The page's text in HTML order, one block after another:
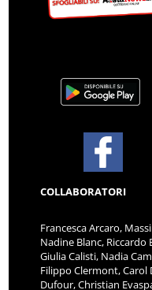
COLLABORATORI
Francesca Arcaro,
Nadine Blanc,
Giulia Calisti, Nadia
Filippo Clermont, Carol
Dufour, Christian